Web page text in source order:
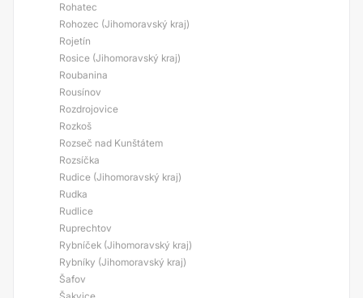
Rohatec
Rohozec (Jihomoravský kraj)
Rojetín
Rosice (Jihomoravský kraj)
Roubanina
Rousínov
Rozdrojovice
Rozkoš
Rozseč nad Kunštátem
Rozsíčka
Rudice (Jihomoravský kraj)
Rudka
Rudlice
Ruprechtov
Rybníček (Jihomoravský kraj)
Rybníky (Jihomoravský kraj)
Šafov